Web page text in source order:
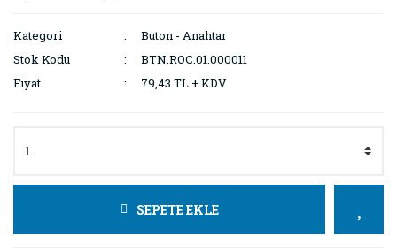
Kategori
Buton - Anahtar
Stok Kodu
BTN.ROC.01.000011
Fiyat
79,43 TL + KDV
SEPETE EKLE